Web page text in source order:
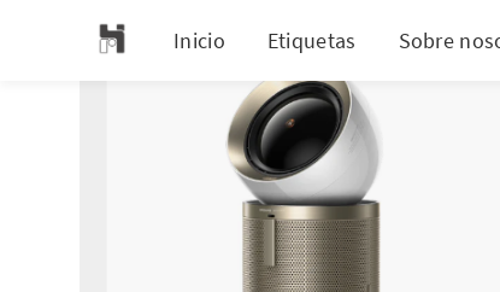
Inicio Etiquetas Sobre